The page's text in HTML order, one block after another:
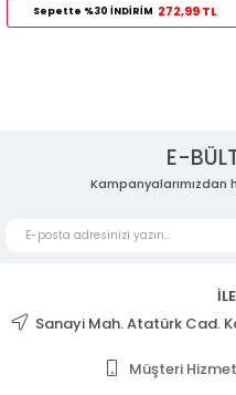
Sepette %30 İNDİRİM 272,99 TL
E-
Kampanyalarımızdan
Sanayi Mah. Atatürk Cad.
Müşteri